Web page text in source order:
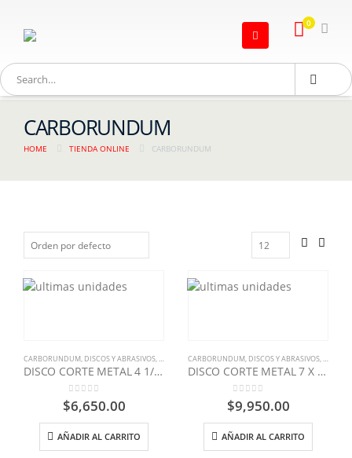
0
CARBORUNDUM
HOME TIENDA ONLINE CARBORUNDUM
CARBORUNDUM, DISCOS Y ABRASIVOS,FERRETERIA INDUSTRIAL
DISCO CORTE METAL 4 1/2 X 1/8 PREMIER-V
0out of 5
$6,650.00
AÑADIR AL CARRITO
CARBORUNDUM, DISCOS Y ABRASIVOS,
DISCO CORTE METAL 7 X 1/16-V
0out of 5
$9,950.00
AÑADIR AL CARRITO